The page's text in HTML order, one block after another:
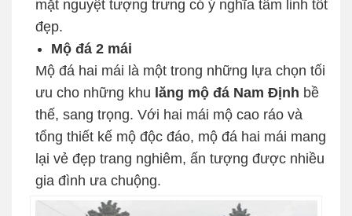
mặt nguyệt tượng trưng có ý nghĩa tâm linh tốt
đẹp.
Mộ đá 2 mái
Mộ đá hai mái là một trong những lựa chọn tối
ưu cho những khu lăng mộ đá Nam Định bề
thế, sang trọng. Với hai mái mộ cao ráo và
tổng thiết kế mộ độc đáo, mộ đá hai mái mang
lại vẻ đẹp trang nghiêm, ấn tượng được nhiều
gia đình ưa chuộng.